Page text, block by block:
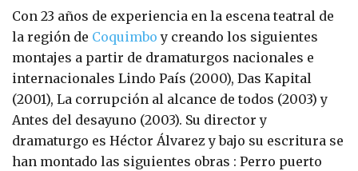
Con 23 años de experiencia en la escena teatral de
la región de Coquimboy creando los siguientes
montajes a partir de dramaturgos nacionales e
internacionales Lindo País (2000), Das Kapital
(2001), La corrupción al alcance de todos (2003) y
Antes del desayuno (2003). Su director y
dramaturgo es Héctor Álvarez y bajo su escritura se
han montado las siguientes obras : Perro puerto